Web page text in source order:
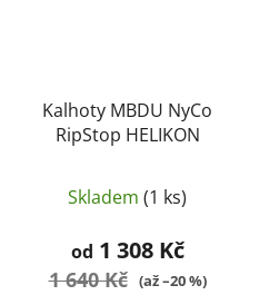
Kalhoty MBDU NyCo
RipStop HELIKON
Skladem (1 ks)
od 1 308 Kč
1 640 Kč (až –20 %)